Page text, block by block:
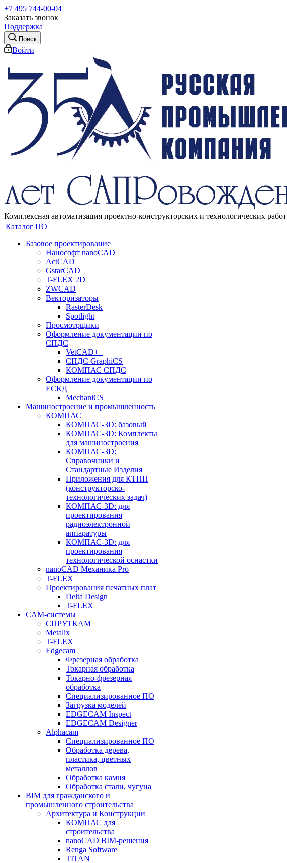
+7 495 744-00-04
Заказать звонок
Поддержка
Поиск
Войти
Комплексная автоматизация проектно-конструкторских и технологических работ
Каталог ПО
Базовое проектирование
Нанософт nanoCAD
ActCAD
GstarCAD
T-FLEX 2D
ZWCAD
Векторизаторы
RasterDesk
Spotlight
Просмотрщики
Оформление документации по
СПДС
VetCAD++
СПДС GraphiCS
КОМПАС СПДС
Оформление документации по
ЕСКД
MechaniCS
Машиностроение и промышленность
КОМПАС
КОМПАС-3D: базовый
КОМПАС-3D: Комплекты
для машиностроения
КОМПАС-3D:
Справочники и
Стандартные Изделия
Приложения для КТПП
(конструкторско-
технологических задач)
КОМПАС-3D: для
проектирования
радиоэлектронной
аппаратуры
КОМПАС-3D: для
проектирования
технологической оснастки
nanoCAD Механика Pro
T-FLEX
Проектирования печатных плат
Delta Design
T-FLEX
CAM-системы
СПРУТКAM
Metalix
T-FLEX
Edgecam
Фрезерная обработка
Токарная обработка
Токарно-фрезерная
обработка
Специализированное ПО
Загрузка моделей
EDGECAM Inspect
EDGECAM Designer
Alphacam
Специализированное ПО
Обработка дерева,
пластика, цветных
металлов
Обработка камня
Обработка стали, чугуна
BIM для гражданского и
промышленного строительства
Архитектура и Конструкции
КОМПАС для
строительства
nanoCAD BIM-решения
Renga Software
TITAN